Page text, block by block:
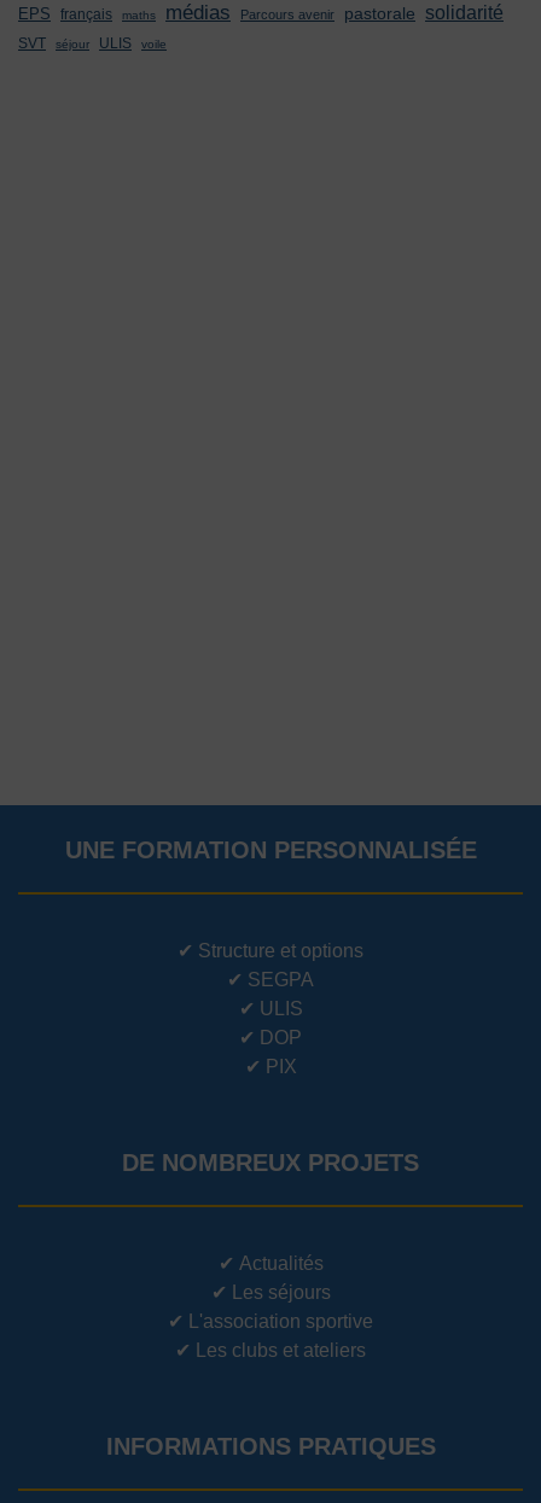
EPS français maths médias Parcours avenir pastorale solidarité
SVT séjour ULIS voile
UNE FORMATION PERSONNALISÉE
✔ Structure et options
✔ SEGPA
✔ ULIS
✔ DOP
✔ PIX
DE NOMBREUX PROJETS
✔ Actualités
✔
Les séjours
✔
L'association sportive
✔
Les clubs et ateliers
INFORMATIONS PRATIQUES